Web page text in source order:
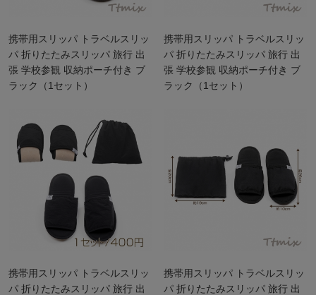
携帯用スリッパ トラベルスリッ
パ 折りたたみスリッパ 旅行 出
張 学校参観 収納ポーチ付き ブ
ラック（1セット）
携帯用スリッパ トラベルスリッ
パ 折りたたみスリッパ 旅行 出
張 学校参観 収納ポーチ付き ブ
ラック（1セット）
携帯用スリッパ トラベルスリッ
パ 折りたたみスリッパ 旅行 出
携帯用スリッパ トラベルスリッ
パ 折りたたみスリッパ 旅行 出